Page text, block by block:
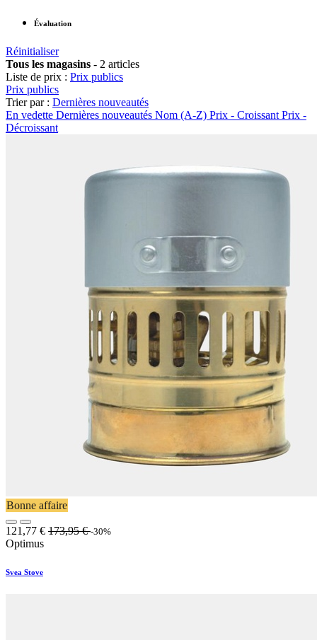
Évaluation
Réinitialiser
Tous les magasins - 2 articles
Liste de prix : Prix publics
Prix publics
Trier par : Dernières nouveautés
En vedette Dernières nouveautés Nom (A-Z) Prix - Croissant Prix -
Décroissant
Bonne affaire
121,77 € 173,95€ -30%
Optimus
Svea Stove